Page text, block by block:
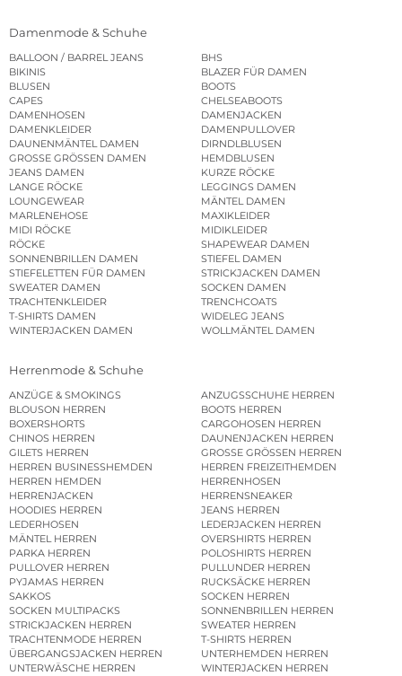
Damenmode & Schuhe
BALLOON / BARREL JEANS
BHS
BIKINIS
BLAZER FÜR DAMEN
BLUSEN
BOOTS
CAPES
CHELSEABOOTS
DAMENHOSEN
DAMENJACKEN
DAMENKLEIDER
DAMENPULLOVER
DAUNENMÄNTEL DAMEN
DIRNDLBLUSEN
GROSSE GRÖSSEN DAMEN
HEMDBLUSEN
JEANS DAMEN
KURZE RÖCKE
LANGE RÖCKE
LEGGINGS DAMEN
LOUNGEWEAR
MÄNTEL DAMEN
MARLENEHOSE
MAXIKLEIDER
MIDI RÖCKE
MIDIKLEIDER
RÖCKE
SHAPEWEAR DAMEN
SONNENBRILLEN DAMEN
STIEFEL DAMEN
STIEFELETTEN FÜR DAMEN
STRICKJACKEN DAMEN
SWEATER DAMEN
SOCKEN DAMEN
TRACHTENKLEIDER
TRENCHCOATS
T-SHIRTS DAMEN
WIDELEG JEANS
WINTERJACKEN DAMEN
WOLLMÄNTEL DAMEN
Herrenmode & Schuhe
ANZÜGE & SMOKINGS
ANZUGSSCHUHE HERREN
BLOUSON HERREN
BOOTS HERREN
BOXERSHORTS
CARGOHOSEN HERREN
CHINOS HERREN
DAUNENJACKEN HERREN
GILETS HERREN
GROSSE GRÖSSEN HERREN
HERREN BUSINESSHEMDEN
HERREN FREIZEITHEMDEN
HERREN HEMDEN
HERRENHOSEN
HERRENJACKEN
HERRENSNEAKER
HOODIES HERREN
JEANS HERREN
LEDERHOSEN
LEDERJACKEN HERREN
MÄNTEL HERREN
OVERSHIRTS HERREN
PARKA HERREN
POLOSHIRTS HERREN
PULLOVER HERREN
PULLUNDER HERREN
PYJAMAS HERREN
RUCKSÄCKE HERREN
SAKKOS
SOCKEN HERREN
SOCKEN MULTIPACKS
SONNENBRILLEN HERREN
STRICKJACKEN HERREN
SWEATER HERREN
TRACHTENMODE HERREN
T-SHIRTS HERREN
ÜBERGANGSJACKEN HERREN
UNTERHEMDEN HERREN
UNTERWÄSCHE HERREN
WINTERJACKEN HERREN